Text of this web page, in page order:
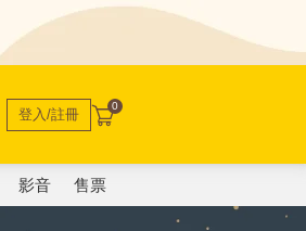
登入/註冊 0
影音 售票